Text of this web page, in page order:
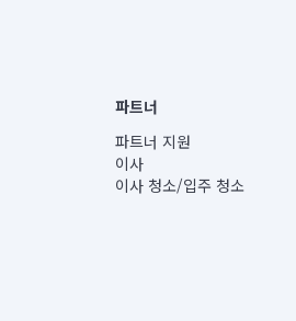
| 인허가번호 : 2016-3220163-14-5-00019 |
로-1400(공정거래위원회 정보) |
RHEE
곡로 6(중학동, 트윈트리빌딩) B동 5층
송동 율곡로 24, 7층, 8층 미소
파트너
파트너 지원
이사
이사 청소/입주 청소